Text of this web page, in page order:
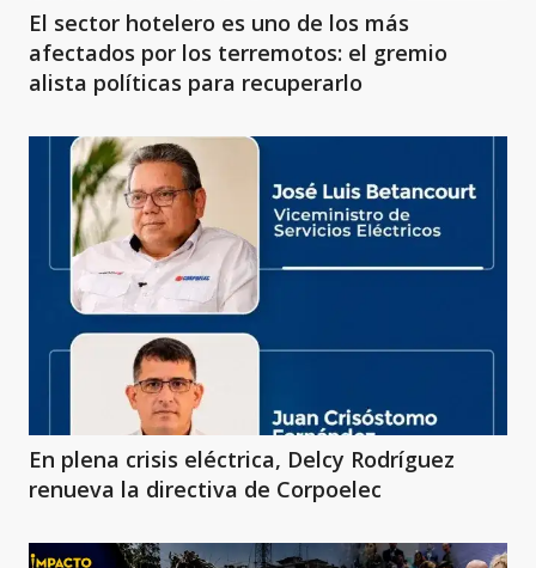
El sector hotelero es uno de los más
afectados por los terremotos: el gremio
alista políticas para recuperarlo
En plena crisis eléctrica, Delcy Rodríguez
renueva la directiva de Corpoelec